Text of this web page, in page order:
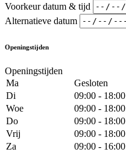
Voorkeur datum & tijd
Alternatieve datum
Openingstijden
Openingstijden
Ma
Gesloten
Di
09:00 - 18:00
Woe
09:00 - 18:00
Do
09:00 - 18:00
Vrij
09:00 - 18:00
Za
09:00 - 16:00